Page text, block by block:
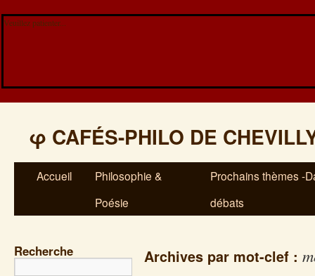
Veuillez patienter...
φ CAFÉS-PHILO DE
Accueil
Philosophie &
Poésie
Prochains thèmes -
débats
Recherche Archives par mot-clef :